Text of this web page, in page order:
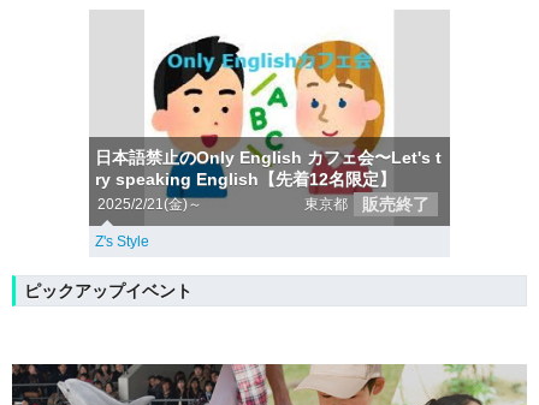
日本語禁止のOnly English カフェ会〜Let's t
ry speaking English【先着12名限定】
2025/2/21(金)～ 東京都 販売終了
Z's Style
ピックアップイベント